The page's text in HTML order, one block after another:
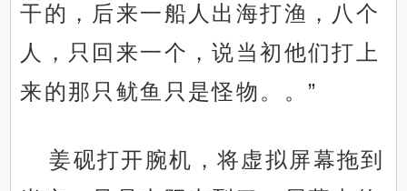
干的，后来一船人出海打渔，八个
人，只回来一个，说当初他们打上
来的那只鱿鱼只是怪物。。”
姜砚打开腕机，将虚拟屏幕拖到